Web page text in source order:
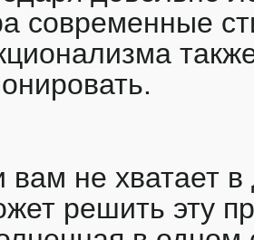
современные
вам не хватает
решить эту